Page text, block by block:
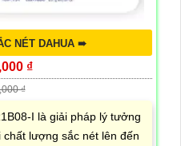
NÉT DAHUA ➠
₫
₫
I là giải pháp lý tưởng
lượng sắc nét lên đến